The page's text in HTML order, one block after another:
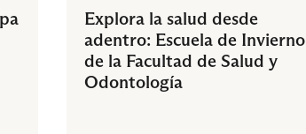
Explora la salud desde
adentro: Escuela de Invierno
de la Facultad de Salud y
Odontología